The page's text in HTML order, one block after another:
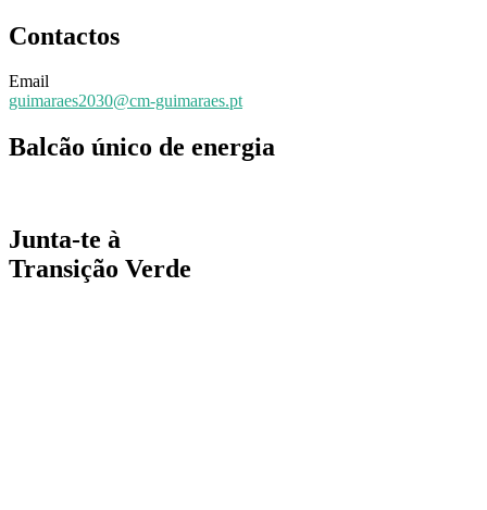
Contactos
Email
guimaraes2030@cm-guimaraes.pt
Balcão único de energia
Junta-te à
Transição Verde